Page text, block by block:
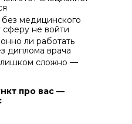
медицинского
сферу не войти
ли работать
диплома врача
сложно —
про вас —